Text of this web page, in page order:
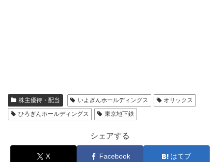
株主優待・配当 いよぎんホールディングス
オリックス
ひろぎんホールディングス
東京地下鉄
シェアする
X Facebook はてブ